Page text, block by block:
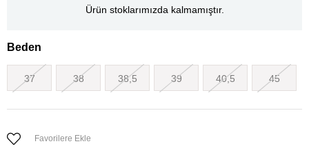
Ürün stoklarımızda kalmamıştır.
Beden
37 38 38,5 39 40,5 45
Favorilere Ekle